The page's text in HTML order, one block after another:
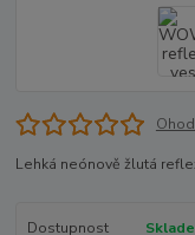
Lehká neónově žlutá
Dostupnost